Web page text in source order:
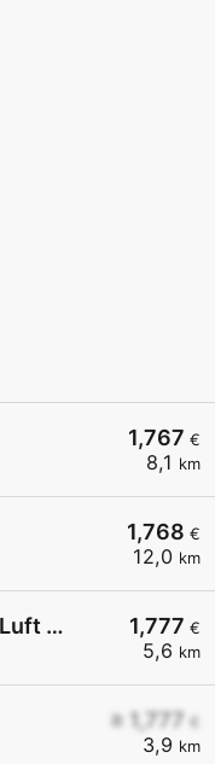
1,767 €
8,1 km
1,768 €
12,0 km
1,777 €
5,6 km
AVIA XPress (unser Service: Luft und Wasser)
≥ 1,777 €
3,9 km